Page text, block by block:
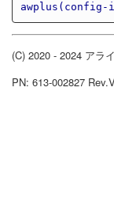
(C) 2020 - 2024 アラ
PN: 613-002827